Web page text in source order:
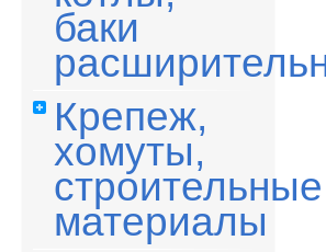
баки
Крепеж,
хомуты,
строительные
материалы